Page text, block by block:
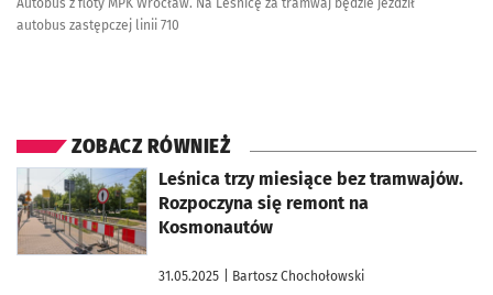
autobus zastępczej linii 710
ZOBACZ RÓWNIEŻ
Leśnica trzy miesiące bez tramwajów.
Rozpoczyna się remont na
Kosmonautów
31.05.2025 | Bartosz Chochołowski
otworzy się w nowej karcie